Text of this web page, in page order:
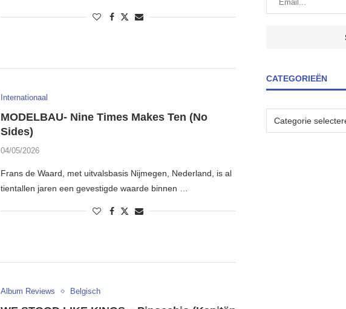
Internationaal
MODELBAU- Nine Times Makes Ten (No
Sides)
04/05/2026
Frans de Waard, met uitvalsbasis Nijmegen, Nederland, is al
tientallen jaren een gevestigde waarde binnen …
Album Reviews Belgisch
CATEGORIEËN